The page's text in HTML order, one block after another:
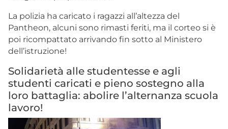
La polizia ha caricato i ragazzi all’altezza del
Pantheon, alcuni sono rimasti feriti, ma il corteo si è
poi ricompattato arrivando fin sotto al Ministero
dell’istruzione!
Solidarietà alle studentesse e agli
studenti caricati e pieno sostegno alla
loro battaglia: abolire l’alternanza scuola
lavoro!